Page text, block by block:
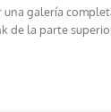
una galería
de la parte